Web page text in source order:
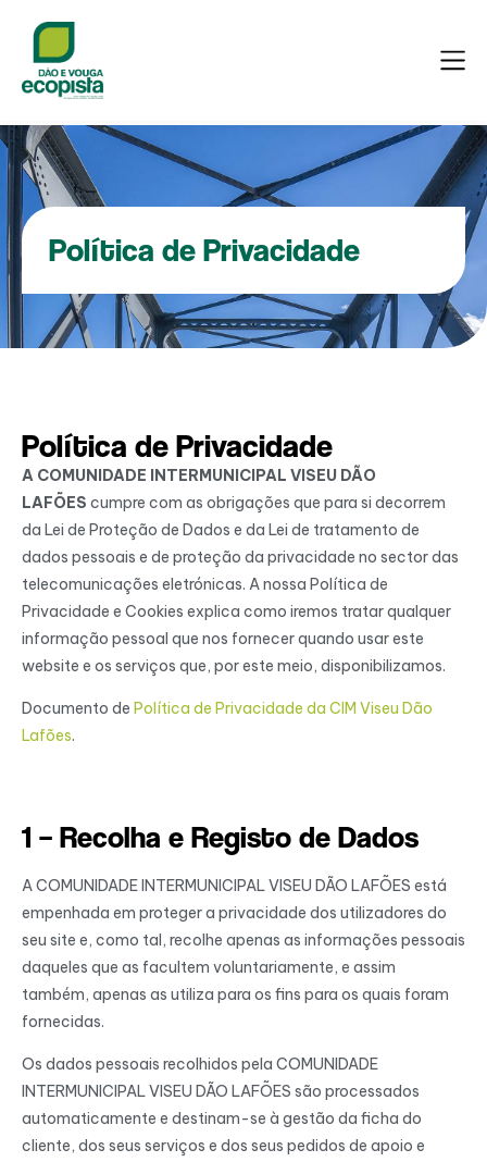
Política de Privacidade
Política de Privacidade
A COMUNIDADE INTERMUNICIPAL VISEU DÃO
LAFÕES cumpre com as obrigações que para si decorrem
da Lei de Proteção de Dados e da Lei de tratamento de
dados pessoais e de proteção da privacidade no sector das
telecomunicações eletrónicas. A nossa Política de
Privacidade e Cookies explica como iremos tratar qualquer
informação pessoal que nos fornecer quando usar este
website e os serviços que, por este meio, disponibilizamos.
Documento de Política de Privacidade da CIM Viseu Dão
Lafões.
1 – Recolha e Registo de Dados
A COMUNIDADE INTERMUNICIPAL VISEU DÃO LAFÕES está
empenhada em proteger a privacidade dos utilizadores do
seu site e, como tal, recolhe apenas as informações pessoais
daqueles que as facultem voluntariamente, e assim
também, apenas as utiliza para os fins para os quais foram
fornecidas.
Os dados pessoais recolhidos pela COMUNIDADE
INTERMUNICIPAL VISEU DÃO LAFÕES são processados
automaticamente e destinam-se à gestão da ficha do
cliente, dos seus serviços e dos seus pedidos de apoio e